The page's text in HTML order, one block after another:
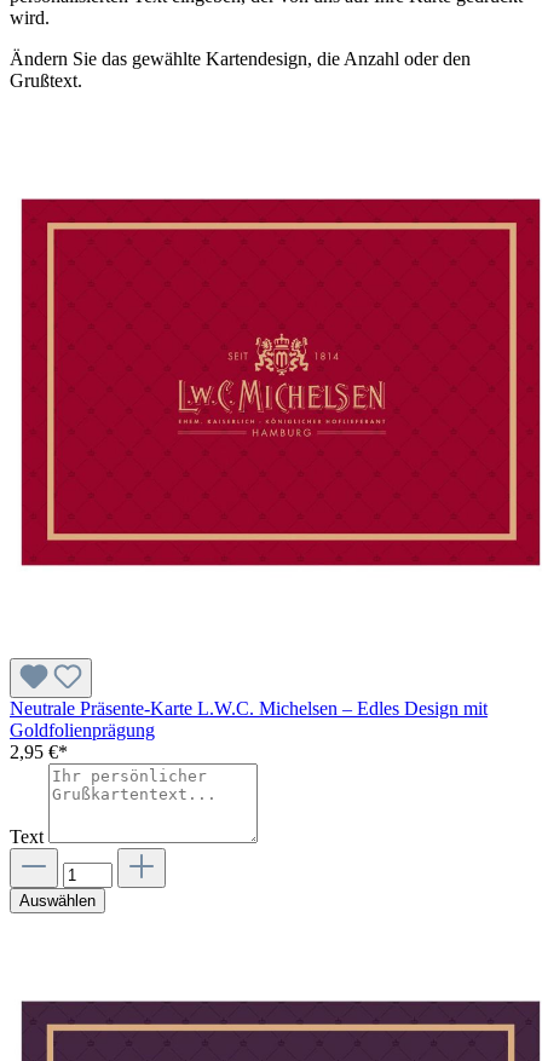
wird.
Ändern Sie das gewählte Kartendesign, die Anzahl oder den
Grußtext.
Neutrale Präsente-Karte L.W.C. Michelsen – Edles Design mit
Goldfolienprägung
2,95 €*
Text
Auswählen